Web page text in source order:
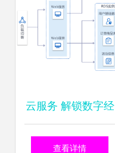
云服务 解锁数字经
济的核心引擎与数
查看详情